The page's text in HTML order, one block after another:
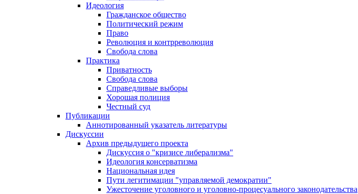
Идеология
Гражданское общество
Политический режим
Право
Революция и контрреволюция
Свобода слова
Практика
Приватность
Свобода слова
Справедливые выборы
Хорошая полиция
Честный суд
Публикации
Аннотированный указатель литературы
Дискуссии
Архив предыдущего проекта
Дискуссия о "кризисе либерализма"
Идеология консерватизма
Национальная идея
Пути легитимации "управляемой демократии"
Ужесточение уголовного и уголовно-процесуального законодательства